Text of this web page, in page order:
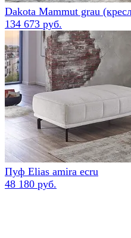
Dakota Mammut grau
134 673 руб.
Пуф Elias amira ecru
48 180 руб.